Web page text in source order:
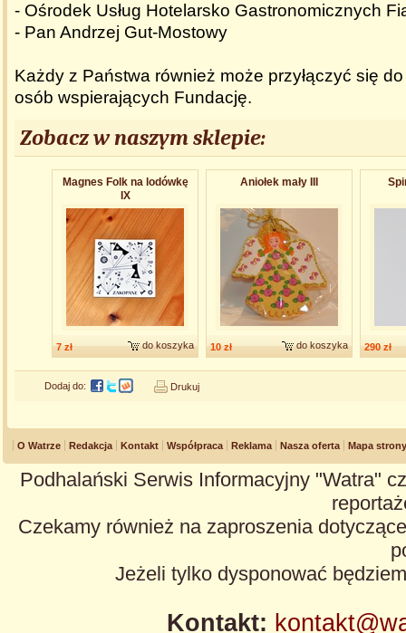
- Ośrodek Usług Hotelarsko Gastronomicznych
- Pan Andrzej Gut-Mostowy
Każdy z Państwa również może przyłączyć się
osób wspierających Fundację.
Zobacz w naszym sklepie:
Magnes Folk na lodówkę
IX
7 zł do koszyka
Aniołek mały III
10 zł do koszyka 290 zł
Dodaj do: Drukuj
O Watrze Redakcja Kontakt Współpraca Reklama Nasza oferta Mapa strony
Podhalański Serwis Informacyjny "Watra"
Czekamy również na zaproszenia
Jeżeli tylko dysponować
Kontakt: